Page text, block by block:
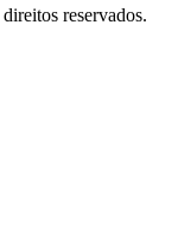
reservados.